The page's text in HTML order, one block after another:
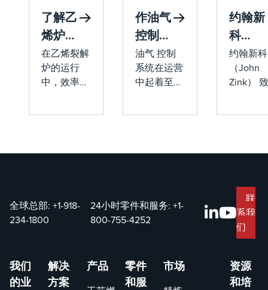
了解乙
烯炉热
通量相
关性
在乙烯裂解
炉的运行
中，效率和
合物原料
产乙烯。然
而，管理这
对于防止焦
化、管子过
作油气
控制系
统以最
大限度
地延长
油气 控制
系统在运营
中起着至关
气。为了保
正确运行和
定期维护是
约翰新
科
（John
Zink）
荣获
约翰新科
（John
Zink）
康和福
全与健
理局
（
自愿保
的卓越
的认可
全球总部: +1-918-
234-1800
24小时零件和服务:+1-
800-755-4252
联
系我
们
我们
的业
解决
方案
产品
零件
和服
市场
资源
和培